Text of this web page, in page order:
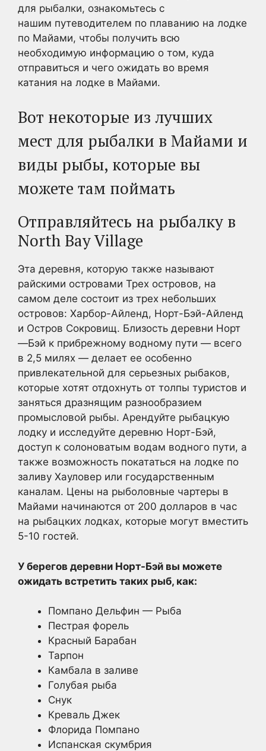
для рыбалки, ознакомьтесь с
нашим путеводителем по плаванию на лодке
по Майами, чтобы получить всю
необходимую информацию о том, куда
отправиться и чего ожидать во время
катания на лодке в Майами.
Вот некоторые из лучших
мест для рыбалки в Майами и
виды рыбы, которые вы
можете там поймать
Отправляйтесь на рыбалку в
North Bay Village
Эта деревня, которую также называют
райскими островами Трех островов, на
самом деле состоит из трех небольших
островов: Харбор-Айленд, Норт-Бэй-Айленд
и Остров Сокровищ. Близость деревни Норт
—Бэй к прибрежному водному пути — всего
в 2,5 милях — делает ее особенно
привлекательной для серьезных рыбаков,
которые хотят отдохнуть от толпы туристов и
заняться дразнящим разнообразием
промысловой рыбы. Арендуйте рыбацкую
лодку и исследуйте деревню Норт-Бэй,
доступ к солоноватым водам водного пути, а
также возможность покататься на лодке по
заливу Хауловер или государственным
каналам. Цены на рыболовные чартеры в
Майами начинаются от 200 долларов в час
на рыбацких лодках, которые могут вместить
5-10 гостей.
У берегов деревни Норт-Бэй вы можете
ожидать встретить таких рыб, как:
Помпано Дельфин — Рыба
Пестрая форель
Красный Барабан
Тарпон
Камбала в заливе
Голубая рыба
Снук
Креваль Джек
Флорида Помпано
Испанская скумбрия